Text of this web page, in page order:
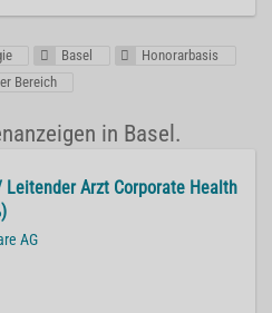
Basel
Honorarbasis
Bereich
in Basel.
Lei­ten­der Arzt Cor­po­ra­te He­alth
AG